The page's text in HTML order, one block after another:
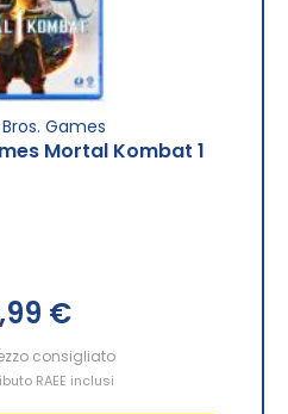
Games
Mortal Kombat 1
€
consigliato
RAEE inclusi